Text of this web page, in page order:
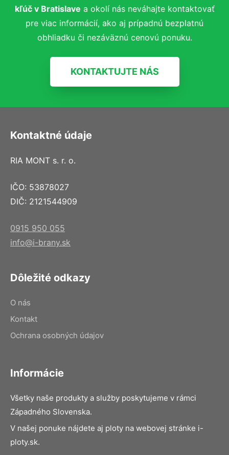
kľúč v Bratislave a okolí nás neváhajte kontaktovať
pre viac informácií, ako aj prípadnú bezplatnú
obhliadku či nezáväznú cenovú ponuku.
KONTAKTUJTE NÁS
Kontaktné údaje
RIA MONT s. r. o.
IČO: 53878027
DIČ: 2121544909
0915 950 055
info@i-brany.sk
Dôležité odkazy
O nás
Kontakt
Ochrana osobných údajov
Informácie
Všetky naše produkty a služby poskytujeme v rámci
Západného Slovenska.
V našej ponuke nájdete aj ploty na webovej stránke i-
ploty.sk.